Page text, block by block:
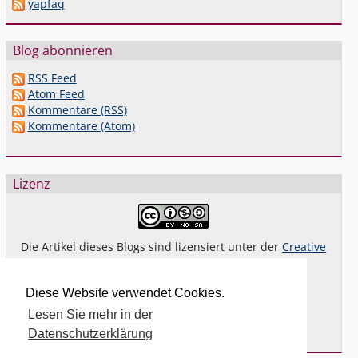
Diese Website verwendet Cookies.
Lesen Sie mehr in der
Datenschutzerklärung
yapfaq
Blog abonnieren
RSS Feed
Atom Feed
Kommentare (RSS)
Kommentare (Atom)
Lizenz
Die Artikel dieses Blogs sind lizensiert unter derCreative
Das giltnichtfür Bilder oder (andere) erkennbare
Beiträge.